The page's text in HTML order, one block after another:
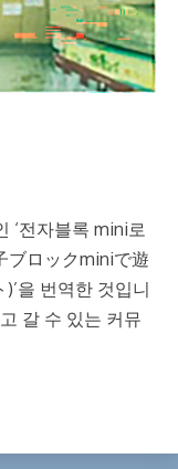
‘전자블록 mini로
ブロックminiで遊
을 번역한 것입니
갈 수 있는 커뮤